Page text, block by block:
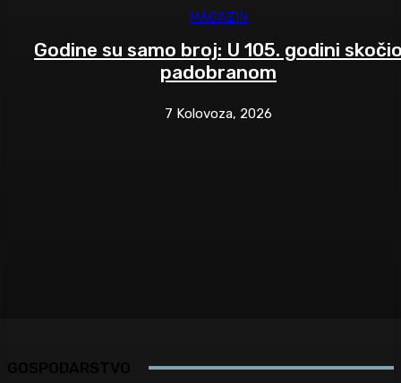
MAGAZIN
Godine su samo broj: U 105. godini
padobranom
7 Kolovoza, 2026